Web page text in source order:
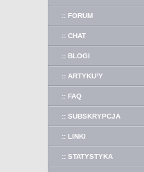
:: FORUM
:: CHAT
:: BLOGI
:: ARTYKU³Y
:: FAQ
:: SUBSKRYPCJA
:: LINKI
:: STATYSTYKA